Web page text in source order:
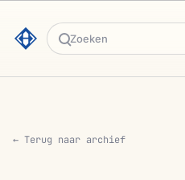
Zoeken
← Terug naar archief